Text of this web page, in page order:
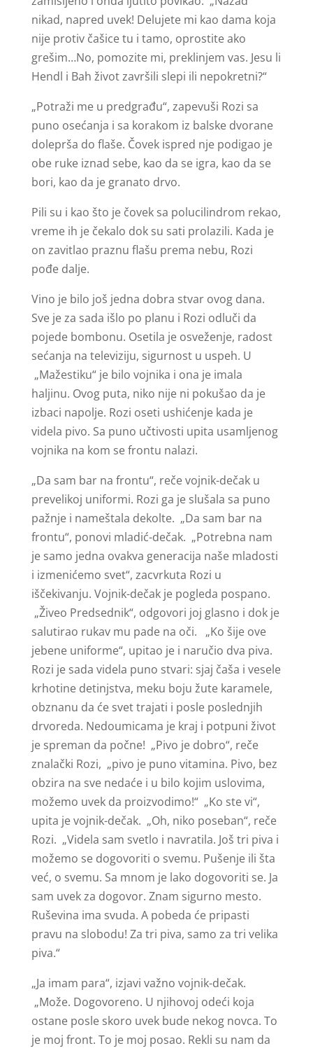
nikad, napred uvek! Delujete mi kao dama koja
nije protiv čašice tu i tamo, oprostite ako
grešim…No, pomozite mi, preklinjem vas. Jesu li
Hendl i Bah život završili slepi ili nepokretni?“
„Potraži me u predgrađu“, zapevuši Rozi sa
puno osećanja i sa korakom iz balske dvorane
doleprša do flaše. Čovek ispred nje podigao je
obe ruke iznad sebe, kao da se igra, kao da se
bori, kao da je granato drvo.
Pili su i kao što je čovek sa polucilindrom rekao,
vreme ih je čekalo dok su sati prolazili. Kada je
on zavitlao praznu flašu prema nebu, Rozi
pođe dalje.
Vino je bilo još jedna dobra stvar ovog dana.
Sve je za sada išlo po planu i Rozi odluči da
pojede bombonu. Osetila je osveženje, radost
sećanja na televiziju, sigurnost u uspeh. U
„Mažestiku“ je bilo vojnika i ona je imala
haljinu. Ovog puta, niko nije ni pokušao da je
izbaci napolje. Rozi oseti ushićenje kada je
videla pivo. Sa puno učtivosti upita usamljenog
vojnika na kom se frontu nalazi.
„Da sam bar na frontu“, reče vojnik-dečak u
prevelikoj uniformi. Rozi ga je slušala sa puno
pažnje i nameštala dekolte. „Da sam bar na
frontu“, ponovi mladić-dečak. „Potrebna nam
je samo jedna ovakva generacija naše mladosti
i izmenićemo svet“, zacvrkuta Rozi u
iščekivanju. Vojnik-dečak je pogleda pospano.
„Živeo Predsednik“, odgovori joj glasno i dok je
salutirao rukav mu pade na oči. „Ko šije ove
jebene uniforme“, upitao je i naručio dva piva.
Rozi je sada videla puno stvari: sjaj čaša i vesele
krhotine detinjstva, meku boju žute karamele,
obznanu da će svet trajati i posle poslednjih
drvoreda. Nedoumicama je kraj i potpuni život
je spreman da počne! „Pivo je dobro“, reče
znalački Rozi, „pivo je puno vitamina. Pivo, bez
obzira na sve nedaće i u bilo kojim uslovima,
možemo uvek da proizvodimo!“ „Ko ste vi“,
upita je vojnik-dečak. „Oh, niko poseban“, reče
Rozi. „Videla sam svetlo i navratila. Još tri piva i
možemo se dogovoriti o svemu. Pušenje ili šta
već, o svemu. Sa mnom je lako dogovoriti se. Ja
sam uvek za dogovor. Znam sigurno mesto.
Ruševina ima svuda. A pobeda će pripasti
pravu na slobodu! Za tri piva, samo za tri velika
piva.“
„Ja imam para“, izjavi važno vojnik-dečak.
„Može. Dogovoreno. U njihovoj odeći koja
ostane posle skoro uvek bude nekog novca. To
je moj front. To je moj posao. Rekli su nam da